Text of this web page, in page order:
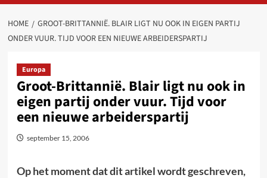
HOME
GROOT-BRITTANNIË. BLAIR LIGT NU OOK IN EIGEN PARTIJ
ONDER VUUR. TIJD VOOR EEN NIEUWE ARBEIDERSPARTIJ
Europa
Groot-Brittannië. Blair ligt nu ook in
eigen partij onder vuur. Tijd voor
een nieuwe arbeiderspartij
september 15, 2006
Op het moment dat dit artikel wordt geschreven,